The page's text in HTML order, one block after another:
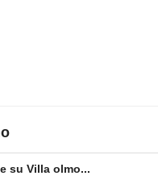
su Villa olmo...